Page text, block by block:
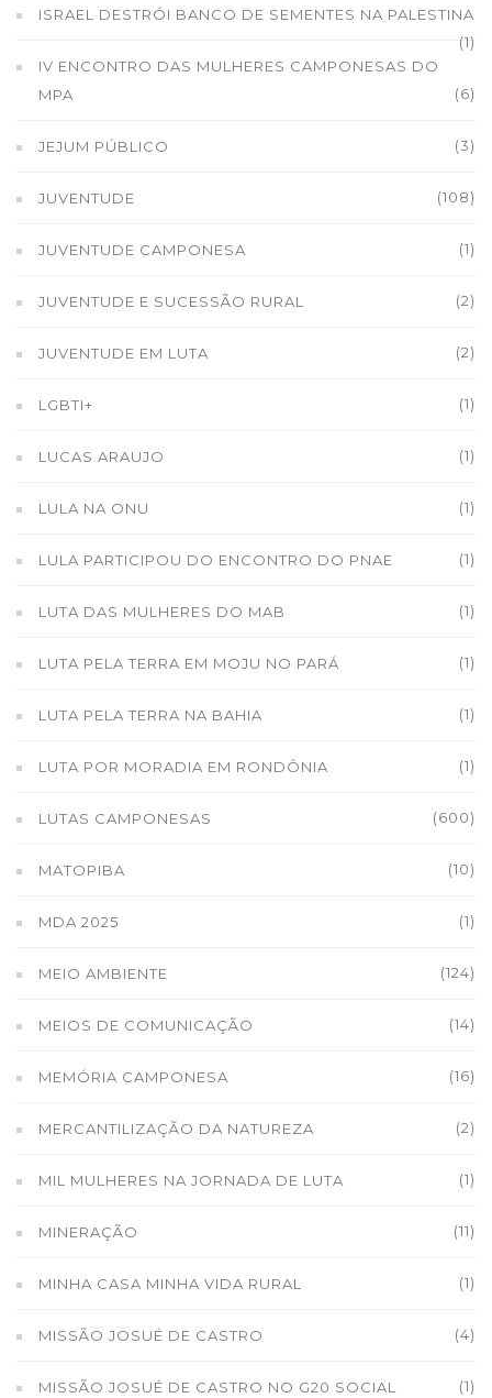
ISRAEL DESTRÓI BANCO DE SEMENTES NA PALESTINA
(1)
IV ENCONTRO DAS MULHERES CAMPONESAS DO
MPA
(6)
JEJUM PÚBLICO (3)
JUVENTUDE (108)
JUVENTUDE CAMPONESA (1)
JUVENTUDE E SUCESSÃO RURAL (2)
JUVENTUDE EM LUTA (2)
LGBTI+ (1)
LUCAS ARAUJO (1)
LULA NA ONU (1)
LULA PARTICIPOU DO ENCONTRO DO PNAE (1)
LUTA DAS MULHERES DO MAB (1)
LUTA PELA TERRA EM MOJU NO PARÁ (1)
LUTA PELA TERRA NA BAHIA (1)
LUTA POR MORADIA EM RONDÔNIA (1)
LUTAS CAMPONESAS (600)
MATOPIBA (10)
MDA 2025 (1)
MEIO AMBIENTE (124)
MEIOS DE COMUNICAÇÃO (14)
MEMÓRIA CAMPONESA (16)
MERCANTILIZAÇÃO DA NATUREZA (2)
MIL MULHERES NA JORNADA DE LUTA (1)
MINERAÇÃO (11)
MINHA CASA MINHA VIDA RURAL (1)
MISSÃO JOSUÉ DE CASTRO (4)
MISSÃO JOSUÉ DE CASTRO NO G20 SOCIAL (1)